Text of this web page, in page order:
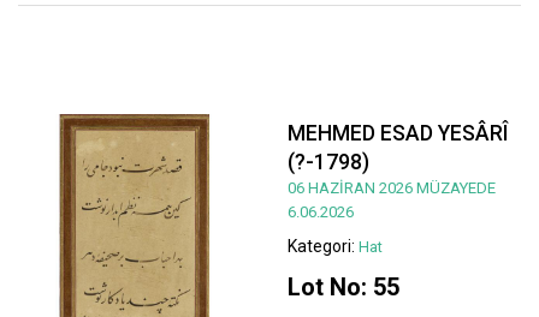
MEHMED ESAD YESÂRÎ
(?-1798)
06 HAZİRAN 2026 MÜZAYEDE
6.06.2026
Kategori: Hat
Lot No: 55